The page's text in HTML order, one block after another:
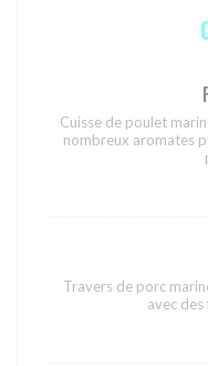
Cuisse de poulet
nombreux aromates
Travers de porc
avec